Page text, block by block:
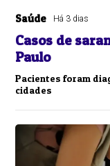
Saúde Há 3 dias
Casos de
Paulo
Pacientes foram
cidades